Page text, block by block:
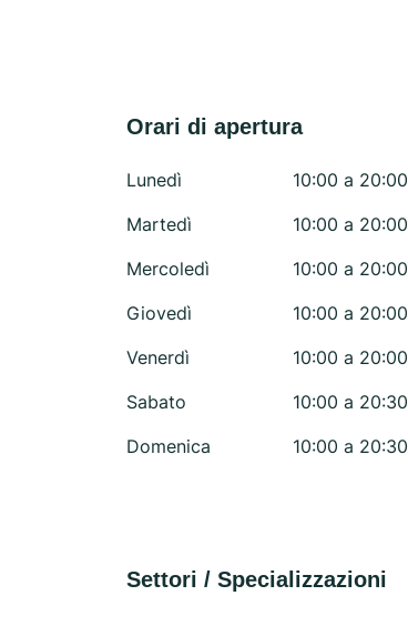
Orari di apertura
Lunedì
10:00 a 20:00
Martedì
10:00 a 20:00
Mercoledì
10:00 a 20:00
Giovedì
10:00 a 20:00
Venerdì
10:00 a 20:00
Sabato
10:00 a 20:30
Domenica
10:00 a 20:30
Settori / Specializzazioni